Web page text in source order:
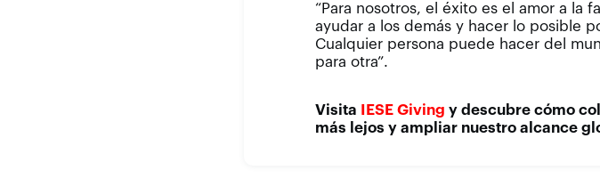
“Para nosotros, el éxito es el amor a la
ayudar a los demás y hacer lo posible
Cualquier persona puede hacer del
para otra”.
Visita IESE Giving y descubre cómo
más lejos y ampliar nuestro alcance